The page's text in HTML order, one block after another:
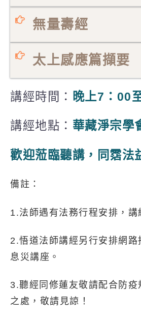
無量壽經
太上感應篇擷要
講經時間： 晚上7：00
講經地點： 華藏淨宗學
歡迎蒞臨聽講，同霑法
備註：
1.法師遇有法務行程安排，
2.悟道法師講經另行安排網
息災講座。
3.聽經同修蓮友敬請配合防疫
之處，敬請見諒！